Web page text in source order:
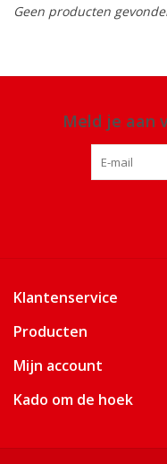
Geen producten
Meld je aan
Klantenservice
Producten
Mijn account
Kado om de hoek